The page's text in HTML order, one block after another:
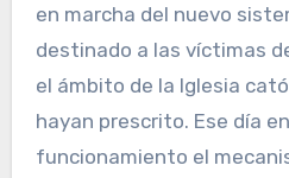
en marcha del nuevo
destinado a las víctimas
el ámbito de la Iglesia
hayan prescrito. Ese día
funcionamiento el